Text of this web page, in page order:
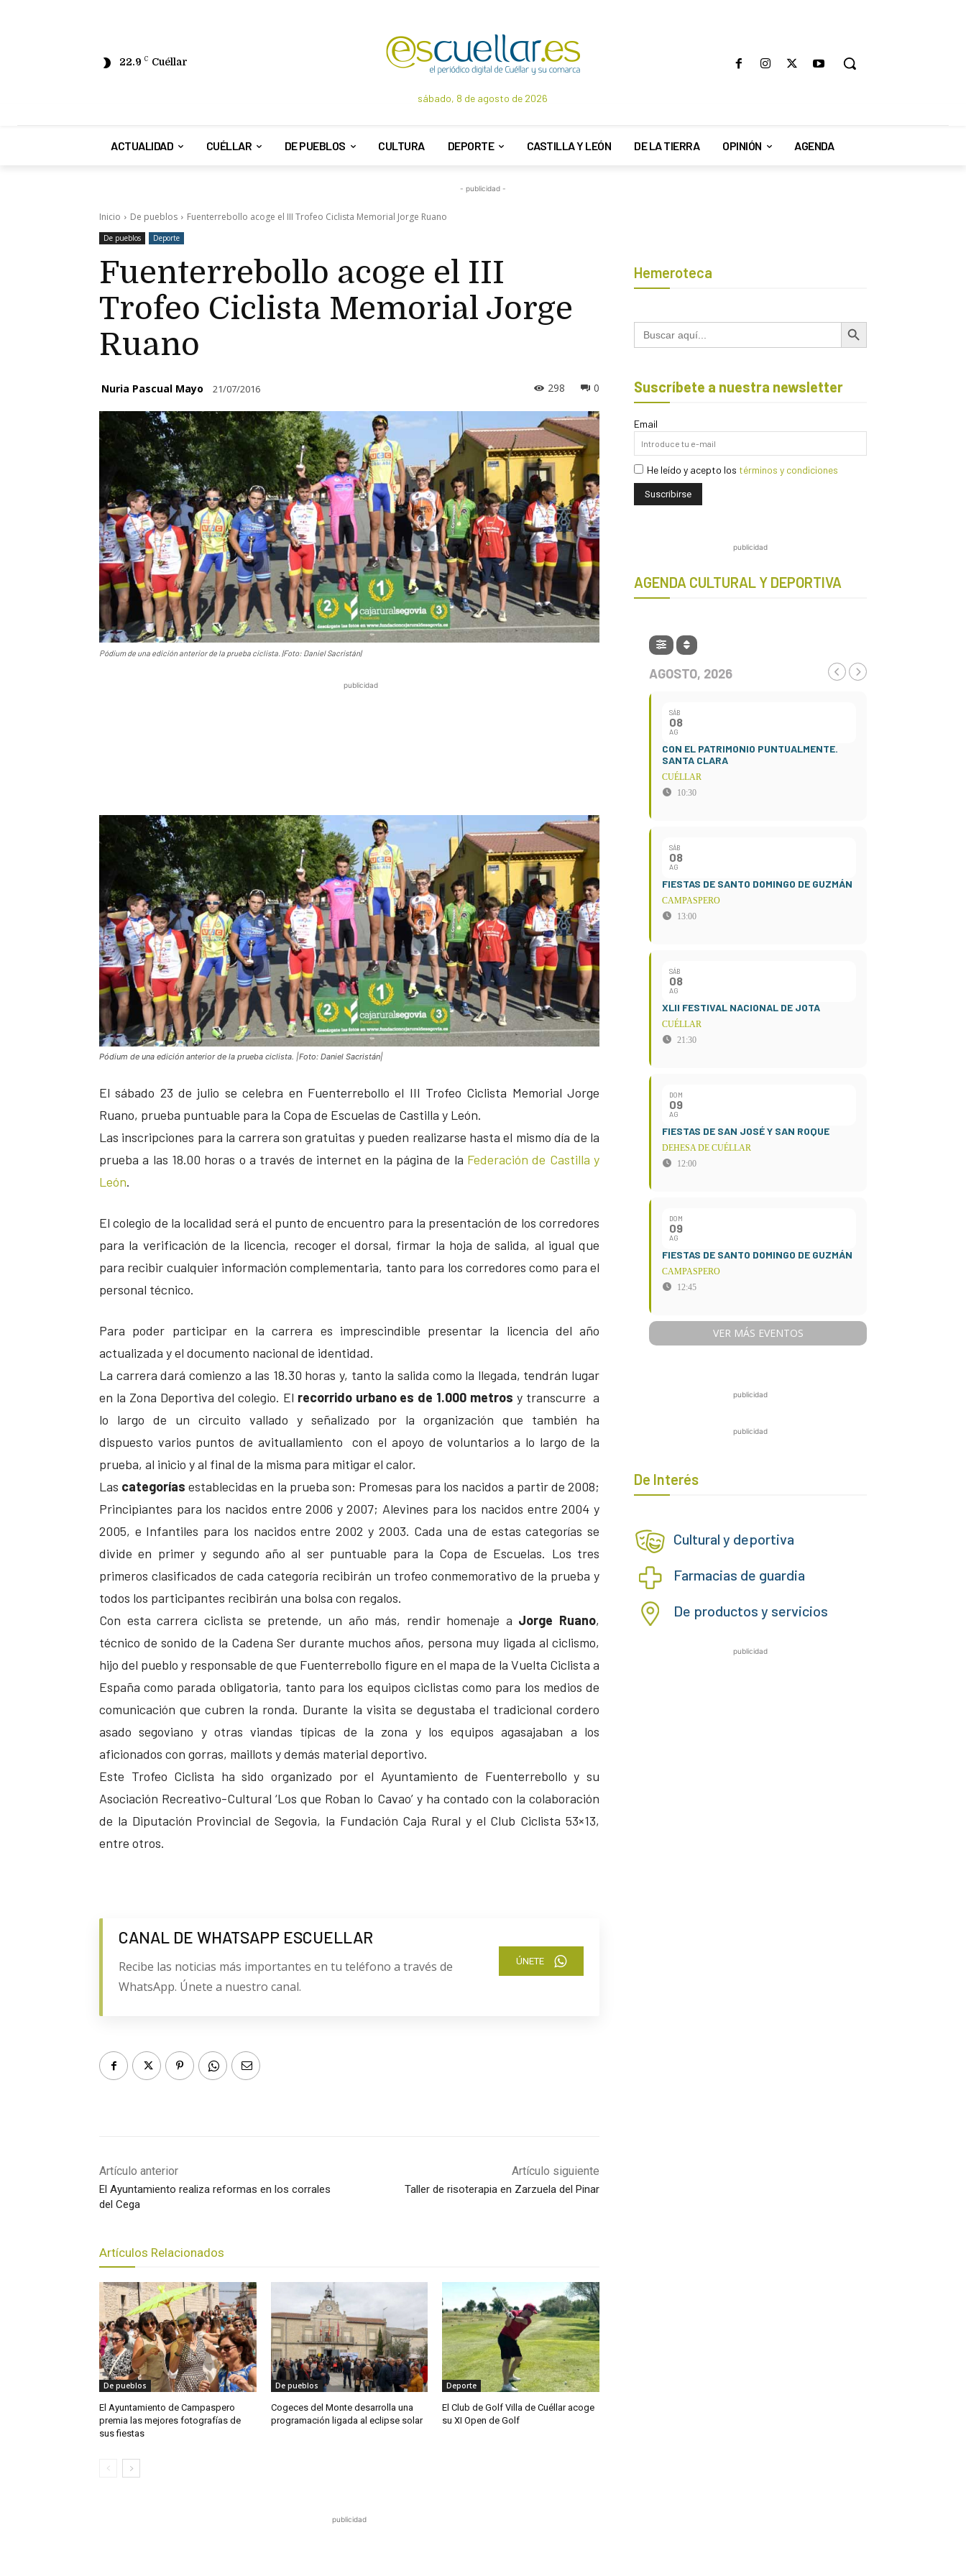
22.9 C Cuéllar
sábado, 8 de agosto de 2026
ACTUALIDAD CUÉLLAR DE PUEBLOS CULTURA DEPORTE CASTILLA Y LEÓN DE LA TIERRA OPINIÓN AGENDA
- publicidad -
Inicio De pueblos Fuenterrebollo acoge el III Trofeo Ciclista Memorial Jorge Ruano
De pueblos Deporte
Fuenterrebollo acoge el III
Trofeo Ciclista Memorial Jorge
Ruano
Nuria Pascual Mayo 21/07/2016 0
298
Pódium de una edición anterior de la prueba ciclista. |Foto: Daniel Sacristán|
publicidad
Pódium de una edición anterior de la prueba ciclista. |Foto: Daniel Sacristán|
El sábado 23 de julio se celebra en Fuenterrebollo el III Trofeo Ciclista Memorial Jorge
Ruano, prueba puntuable para la Copa de Escuelas de Castilla y León.
Las inscripciones para la carrera son gratuitas y pueden realizarse hasta el mismo día de la
prueba a las 18.00 horas o a través de internet en la página de la Federación de Castilla y
León.
El colegio de la localidad será el punto de encuentro para la presentación de los corredores
para la verificación de la licencia, recoger el dorsal, firmar la hoja de salida, al igual que
para recibir cualquier información complementaria, tanto para los corredores como para el
personal técnico.
Para poder participar en la carrera es imprescindible presentar la licencia del año
actualizada y el documento nacional de identidad.
La carrera dará comienzo a las 18.30 horas y, tanto la salida como la llegada, tendrán lugar
en la Zona Deportiva del colegio. El recorrido urbano es de 1.000 metros y transcurre a
lo largo de un circuito vallado y señalizado por la organización que también ha
dispuesto varios puntos de avituallamiento con el apoyo de voluntarios a lo largo de la
prueba, al inicio y al final de la misma para mitigar el calor.
Las categorías establecidas en la prueba son: Promesas para los nacidos a partir de 2008;
Principiantes para los nacidos entre 2006 y 2007; Alevines para los nacidos entre 2004 y
2005, e Infantiles para los nacidos entre 2002 y 2003. Cada una de estas categorías se
divide en primer y segundo año al ser puntuable para la Copa de Escuelas. Los tres
primeros clasificados de cada categoría recibirán un trofeo conmemorativo de la prueba y
todos los participantes recibirán una bolsa con regalos.
Con esta carrera ciclista se pretende, un año más, rendir homenaje a Jorge Ruano,
técnico de sonido de la Cadena Ser durante muchos años, persona muy ligada al ciclismo,
hijo del pueblo y responsable de que Fuenterrebollo figure en el mapa de la Vuelta Ciclista a
España como parada obligatoria, tanto para los equipos ciclistas como para los medios de
comunicación que cubren la ronda. Durante la visita se degustaba el tradicional cordero
asado segoviano y otras viandas típicas de la zona y los equipos agasajaban a los
aficionados con gorras, maillots y demás material deportivo.
Este Trofeo Ciclista ha sido organizado por el Ayuntamiento de Fuenterrebollo y su
Asociación Recreativo-Cultural ‘Los que Roban lo Cavao’ y ha contado con la colaboración
de la Diputación Provincial de Segovia, la Fundación Caja Rural y el Club Ciclista 53×13,
entre otros.
CANAL DE WHATSAPP ESCUELLAR
Recibe las noticias más importantes en tu teléfono a través de
WhatsApp. Únete a nuestro canal.
ÚNETE
Artículo anterior
El Ayuntamiento realiza reformas en los corrales
del Cega
Artículo siguiente
Taller de risoterapia en Zarzuela del Pinar
Artículos Relacionados
De pueblos
El Ayuntamiento de Campaspero
premia las mejores fotografías de
sus fiestas
De pueblos
Cogeces del Monte desarrolla una
programación ligada al eclipse solar
Deporte
El Club de Golf Villa de Cuéllar acoge
su XI Open de Golf
publicidad
Hemeroteca
Buscar: Botón de búsqueda
Suscríbete a nuestra newsletter
Email
He leído y acepto los términos y condiciones
publicidad
AGENDA CULTURAL Y DEPORTIVA
AGOSTO, 2026
SÁB
08
AG
CON EL PATRIMONIO PUNTUALMENTE.
SANTA CLARA
CUÉLLAR
10:30
SÁB
08
AG
FIESTAS DE SANTO DOMINGO DE GUZMÁN
CAMPASPERO
13:00
SÁB
08
AG
XLII FESTIVAL NACIONAL DE JOTA
CUÉLLAR
21:30
DOM
09
AG
FIESTAS DE SAN JOSÉ Y SAN ROQUE
DEHESA DE CUÉLLAR
12:00
DOM
09
AG
FIESTAS DE SANTO DOMINGO DE GUZMÁN
CAMPASPERO
12:45
VER MÁS EVENTOS
publicidad
publicidad
De Interés
Cultural y deportiva
Farmacias de guardia
De productos y servicios
publicidad